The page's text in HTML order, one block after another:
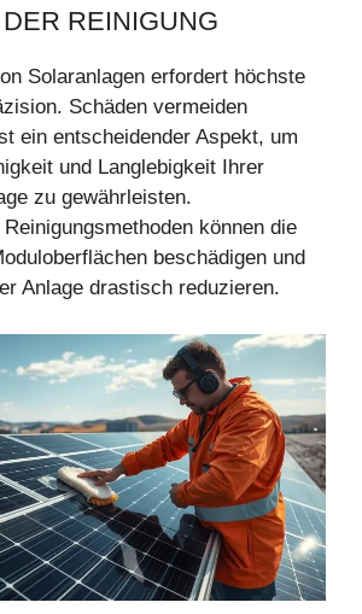
REINIGUNG
Solaranlagen erfordert höchste
Schäden vermeiden
ein entscheidender Aspekt, um
und Langlebigkeit Ihrer
zu gewährleisten.
können die
beschädigen und
Anlage drastisch reduzieren.